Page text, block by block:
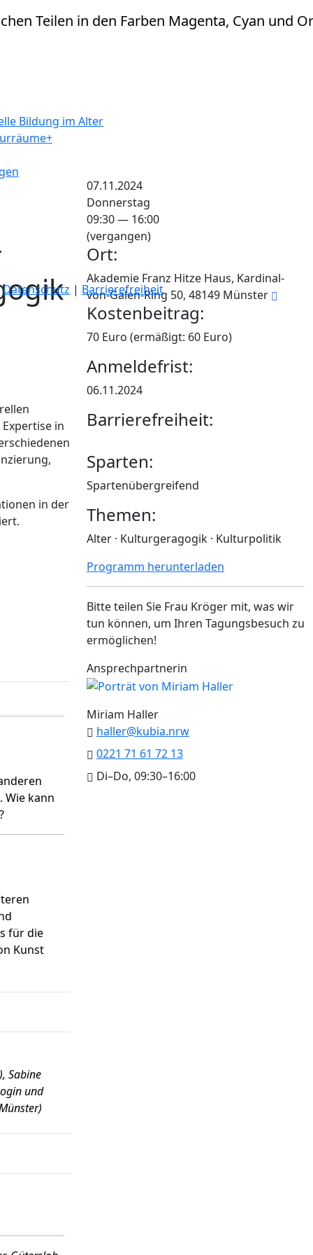
Bildung im Alter
Datenschutz | Barrierefreiheit
in
in der
Wie kann
für die
Kunst
Sabine
und
Veranstaltungsdatum
07.11.2024
Donnerstag
09:30 — 16:00
(vergangen)
Ort:
Akademie Franz Hitze Haus, Kardinal-
von-Galen-Ring 50, 48149 Münster
Kostenbeitrag:
70 Euro (ermäßigt: 60 Euro)
Anmeldefrist:
06.11.2024
Barrierefreiheit:
Sparten:
Spartenübergreifend
Themen:
Alter · Kulturgeragogik · Kulturpolitik
Programm herunterladen
Bitte teilen Sie Frau Kröger mit, was wir
tun können, um Ihren Tagungsbesuch zu
ermöglichen!
Ansprechpartnerin
Miriam Haller
haller@kubia.nrw
0221 71 61 72 13
Di–Do, 09:30–16:00